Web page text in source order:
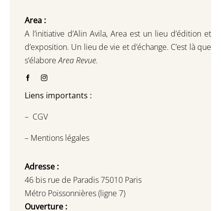
Area :
A l’initiative d’Alin Avila, Area est un lieu d’édition et
d’exposition. Un lieu de vie et d’échange. C’est là que
s’élaboreArea Revue.
Liens importants :
– CGV
– Mentions légales
Adresse :
46 bis rue de Paradis 75010 Paris
Métro Poissonnières (ligne 7)
Ouverture :